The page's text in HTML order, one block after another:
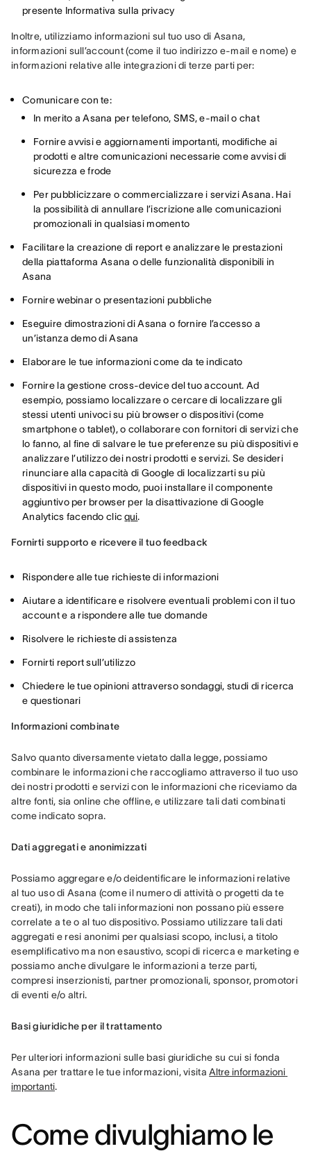
presente Informativa sulla privacy
Inoltre, utilizziamo informazioni sul tuo uso di Asana,
informazioni sull’account (come il tuo indirizzo e-mail e nome) e
informazioni relative alle integrazioni di terze parti per:
Comunicare con te:
In merito a Asana per telefono, SMS, e-mail o chat
Fornire avvisi e aggiornamenti importanti, modifiche ai
prodotti e altre comunicazioni necessarie come avvisi di
sicurezza e frode
Per pubblicizzare o commercializzare i servizi Asana. Hai
la possibilità di annullare l’iscrizione alle comunicazioni
promozionali in qualsiasi momento
Facilitare la creazione di report e analizzare le prestazioni
della piattaforma Asana o delle funzionalità disponibili in
Asana
Fornire webinar o presentazioni pubbliche
Eseguire dimostrazioni di Asana o fornire l’accesso a
un’istanza demo di Asana
Elaborare le tue informazioni come da te indicato
Fornire la gestione cross-device del tuo account. Ad
esempio, possiamo localizzare o cercare di localizzare gli
stessi utenti univoci su più browser o dispositivi (come
smartphone o tablet), o collaborare con fornitori di servizi che
lo fanno, al fine di salvare le tue preferenze su più dispositivi e
analizzare l’utilizzo dei nostri prodotti e servizi. Se desideri
rinunciare alla capacità di Google di localizzarti su più
dispositivi in questo modo, puoi installare il componente
aggiuntivo per browser per la disattivazione di Google
Analytics facendo clicqui.
Fornirti supporto e ricevere il tuo feedback
Rispondere alle tue richieste di informazioni
Aiutare a identificare e risolvere eventuali problemi con il tuo
account e a rispondere alle tue domande
Risolvere le richieste di assistenza
Fornirti report sull’utilizzo
Chiedere le tue opinioni attraverso sondaggi, studi di ricerca
e questionari
Informazioni combinate
Salvo quanto diversamente vietato dalla legge, possiamo
combinare le informazioni che raccogliamo attraverso il tuo uso
dei nostri prodotti e servizi con le informazioni che riceviamo da
altre fonti, sia online che offline, e utilizzare tali dati combinati
come indicato sopra.
Dati aggregati e anonimizzati
Possiamo aggregare e/o deidentificare le informazioni relative
al tuo uso di Asana (come il numero di attività o progetti da te
creati), in modo che tali informazioni non possano più essere
correlate a te o al tuo dispositivo. Possiamo utilizzare tali dati
aggregati e resi anonimi per qualsiasi scopo, inclusi, a titolo
esemplificativo ma non esaustivo, scopi di ricerca e marketing e
possiamo anche divulgare le informazioni a terze parti,
compresi inserzionisti, partner promozionali, sponsor, promotori
di eventi e/o altri.
Basi giuridiche per il trattamento
Per ulteriori informazioni sulle basi giuridiche su cui si fonda
Asana per trattare le tue informazioni, visita Altre informazioni
importanti.
Come divulghiamo le